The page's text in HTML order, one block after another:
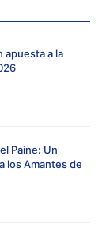
apuesta a la
Paine: Un
los Amantes de